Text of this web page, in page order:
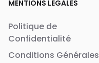
MENTIONS LÉGALES
Politique de
Confidentialité
Conditions Générales